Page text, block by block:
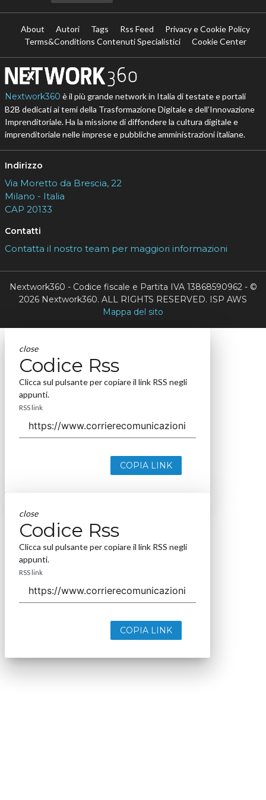
About Autori Tags Rss Feed
Privacy e Cookie Policy
Terms&Conditions Contenuti Specialistici
Cookie Center
Nextwork360 è il più grande network in Italia di testate e portali
B2B dedicati ai temi della Trasformazione Digitale e dell’Innovazione
Imprenditoriale. Ha la missione di diffondere la cultura digitale e
imprenditoriale nelle imprese e pubbliche amministrazioni italiane.
Indirizzo
Via Moretto da Brescia, 22
Milano - Italia
CAP 20133
Contatti
Contatta il nostro team per maggiori informazioni
Nextwork360 - Codice fiscale e Partita IVA 13868590962 - ©
2026 Nextwork360. ALL RIGHTS RESERVED. ISP AWS
Mappa del sito
close
Codice Rss
Clicca sul pulsante per copiare il link RSS negli
appunti.
RSS link
COPIA LINK
close
Codice Rss
Clicca sul pulsante per copiare il link RSS negli
appunti.
RSS link
COPIA LINK